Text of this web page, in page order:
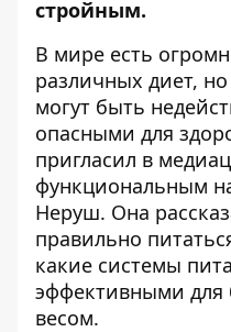
стройным.
В мире есть
различных диет,
могут быть
опасными для
пригласил в
функциональным
Неруш. Она
правильно
какие системы
эффективными
весом.